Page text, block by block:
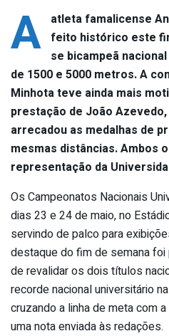
A atleta famalicense
feito histórico este
se bicampeã
de 1500 e 5000 metros. A
Minhota teve ainda mais
prestação de João Azevedo,
arrecadou as medalhas de
mesmas distâncias. Ambos
representação da
Os Campeonatos Nacionais
dias 23 e 24 de maio, no
servindo de palco para
destaque do fim de semana foi
de revalidar os dois títulos
recorde nacional universitário
cruzando a linha de meta com
uma nota enviada às redações.